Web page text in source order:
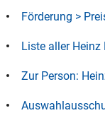
Förderung >
Liste aller
Zur Person: